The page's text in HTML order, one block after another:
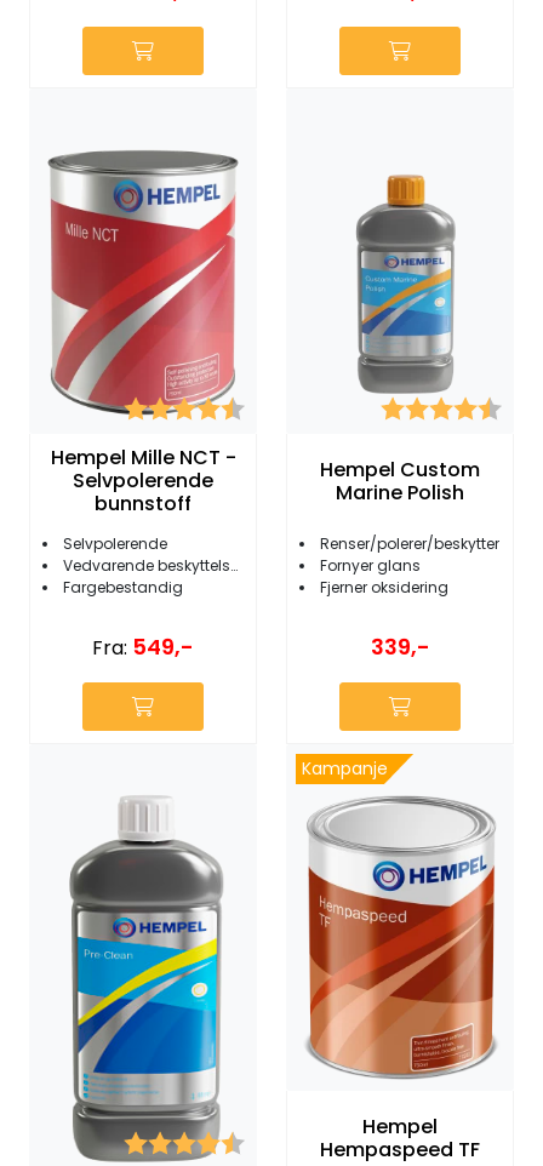
Karakter:
4.9 av 5 mulige
Hempel Mille NCT -
Selvpolerende
bunnstoff
Selvpolerende
Vedvarende beskyttelse mot groe
Fargebestandig
Fra: 549,-
Karakter:
Hempel Custom
Marine Polish
Renser/polerer/beskytter
Fornyer glans
Fjerner oksidering
339,-
Karakter: 4.5 av 5 mulige
Kampanje
Hempel
Hempaspeed TF